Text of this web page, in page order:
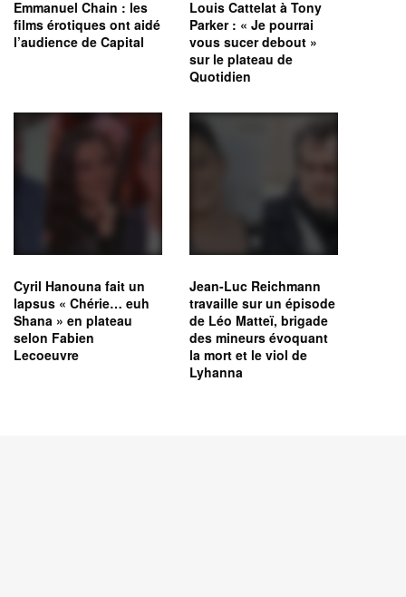
Emmanuel Chain : les
films érotiques ont aidé
l’audience de Capital
Louis Cattelat à Tony
Parker : « Je pourrai
vous sucer debout »
sur le plateau de
Quotidien
Cyril Hanouna fait un
lapsus « Chérie… euh
Shana » en plateau
selon Fabien
Lecoeuvre
Jean-Luc Reichmann
travaille sur un épisode
de Léo Matteï, brigade
des mineurs évoquant
la mort et le viol de
Lyhanna